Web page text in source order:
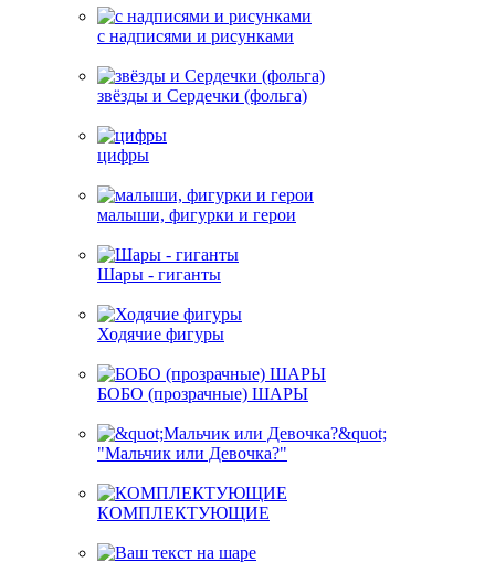
с надписями и рисунками
звёзды и Сердечки (фольга)
цифры
малыши, фигурки и герои
Шары - гиганты
Ходячие фигуры
БОБО (прозрачные) ШАРЫ
"Мальчик или Девочка?"
КОМПЛЕКТУЮЩИЕ